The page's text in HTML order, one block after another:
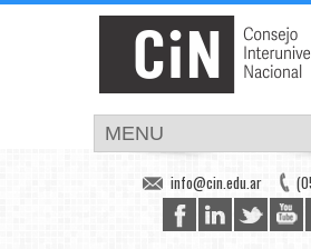
info@cin.edu.ar